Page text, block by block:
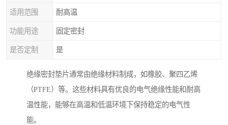
适用范围 耐高温
功能用途 固定密封
是否定制 是
绝缘密封垫片通常由绝缘材料制成，如橡胶、聚四乙烯
（PTFE）等。这些材料具有优良的电气绝缘性能和耐高
温性能，能够在高温和低温环境下保持稳定的电气性
能。